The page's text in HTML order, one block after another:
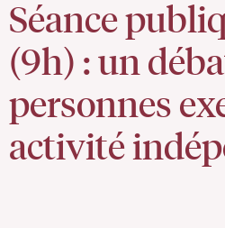
Séance
(9h) : un
personnes
activité